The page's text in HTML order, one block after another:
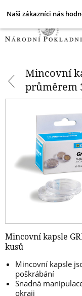
Naši zákazníci nás
Mincovní
průměrem
Mincovní kapsle
kusů
Mincovní kapsle
poškrábání
Snadná
okraji
Mincovní